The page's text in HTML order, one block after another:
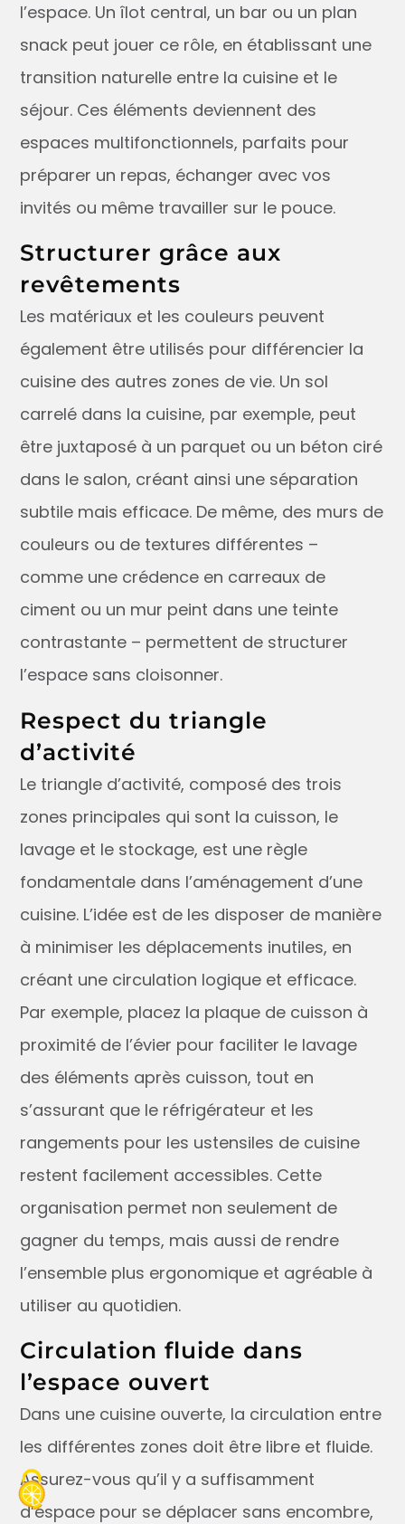
l’espace. Un îlot central, un bar ou un plan
snack peut jouer ce rôle, en établissant une
transition naturelle entre la cuisine et le
séjour. Ces éléments deviennent des
espaces multifonctionnels, parfaits pour
préparer un repas, échanger avec vos
invités ou même travailler sur le pouce.
Structurer grâce aux
revêtements
Les matériaux et les couleurs peuvent
également être utilisés pour différencier la
cuisine des autres zones de vie. Un sol
carrelé dans la cuisine, par exemple, peut
être juxtaposé à un parquet ou un béton ciré
dans le salon, créant ainsi une séparation
subtile mais efficace. De même, des murs de
couleurs ou de textures différentes –
comme une crédence en carreaux de
ciment ou un mur peint dans une teinte
contrastante – permettent de structurer
l’espace sans cloisonner.
Respect du triangle
d’activité
Le triangle d’activité, composé des trois
zones principales qui sont la cuisson, le
lavage et le stockage, est une règle
fondamentale dans l’aménagement d’une
cuisine. L’idée est de les disposer de manière
à minimiser les déplacements inutiles, en
créant une circulation logique et efficace.
Par exemple, placez la plaque de cuisson à
proximité de l’évier pour faciliter le lavage
des éléments après cuisson, tout en
s’assurant que le réfrigérateur et les
rangements pour les ustensiles de cuisine
restent facilement accessibles. Cette
organisation permet non seulement de
gagner du temps, mais aussi de rendre
l’ensemble plus ergonomique et agréable à
utiliser au quotidien.
Circulation fluide dans
l’espace ouvert
Dans une cuisine ouverte, la circulation entre
les différentes zones doit être libre et fluide.
Assurez-vous qu’il y a suffisamment
d’espace pour se déplacer sans encombre,